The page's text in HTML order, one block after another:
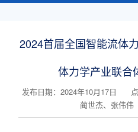
2024首届全国智能流体
体力学产业联合
发布日期：2024年10月17日 点
蔺世杰、张伟